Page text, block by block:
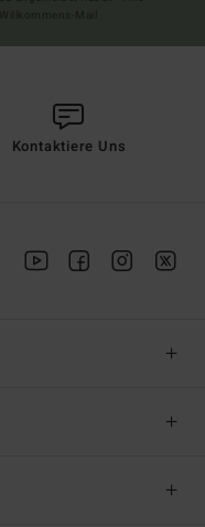
Kontaktiere Uns